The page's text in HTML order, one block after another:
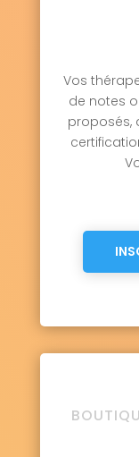
Vos
de notes
proposés,